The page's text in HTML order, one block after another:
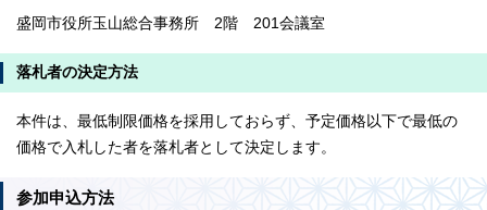
盛岡市役所玉山総合事務所 2階 201会議室
落札者の決定方法
本件は、最低制限価格を採用しておらず、予定価格以下で最低の
価格で入札した者を落札者として決定します。
参加申込方法